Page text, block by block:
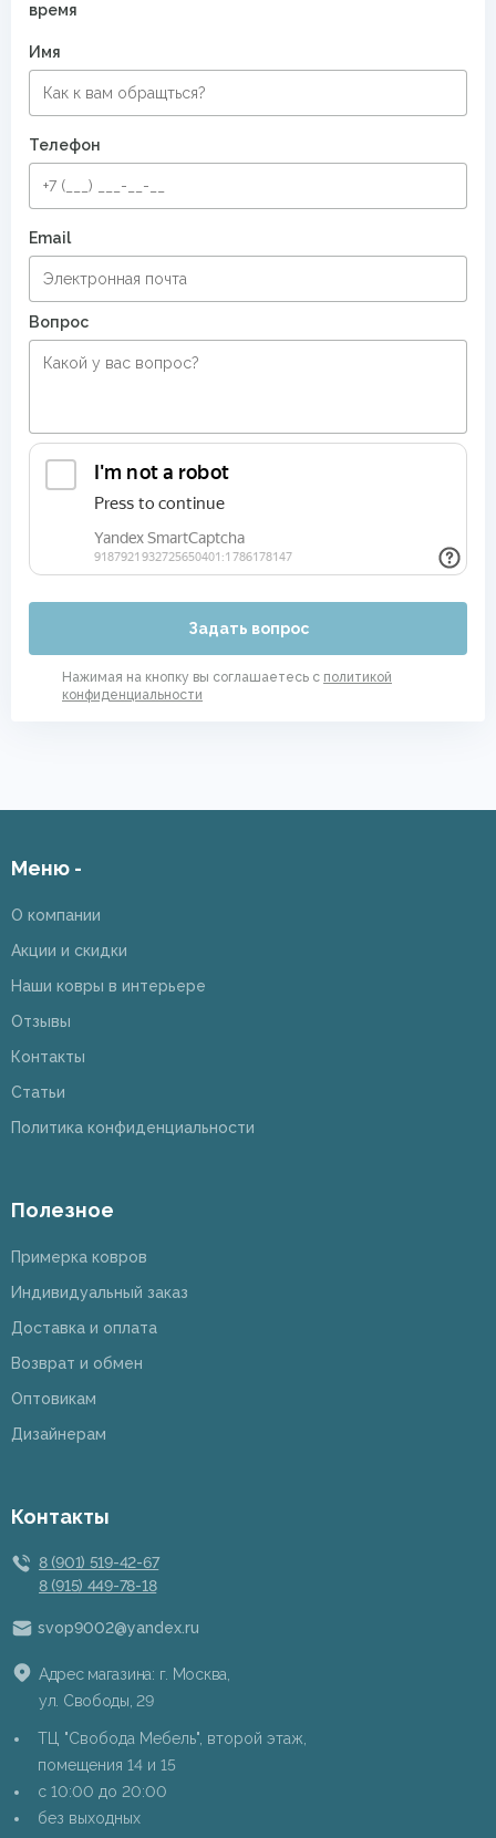
время
Имя
Телефон
Email
Вопрос
Задать вопрос
Нажимая на кнопку вы соглашаетесь с политикой
конфиденциальности
Меню -
О компании
Акции и скидки
Наши ковры в интерьере
Отзывы
Контакты
Статьи
Политика конфиденциальности
Полезное
Примерка ковров
Индивидуальный заказ
Доставка и оплата
Возврат и обмен
Оптовикам
Дизайнерам
Контакты
8 (901) 519-42-67
8 (915) 449-78-18
svop9002@yandex.ru
Адрес магазина: г. Москва,
ул. Свободы, 29
ТЦ "Свобода Мебель", второй этаж,
помещения 14 и 15
c 10:00 до 20:00
без выходных